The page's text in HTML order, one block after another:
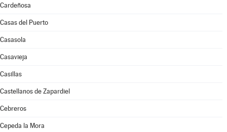
Cardeñosa
Casas del Puerto
Casasola
Casavieja
Casillas
Castellanos de Zapardiel
Cebreros
Cepeda la Mora